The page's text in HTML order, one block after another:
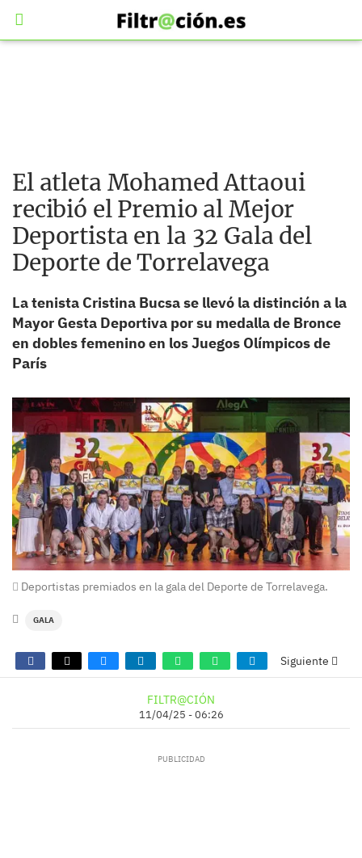
El atleta Mohamed Attaoui
recibió el Premio al Mejor
Deportista en la 32 Gala del
Deporte de Torrelavega
La tenista Cristina Bucsa se llevó la distinción a la
Mayor Gesta Deportiva por su medalla de Bronce
en dobles femenino en los Juegos Olímpicos de
París
Deportistas premiados en la gala del Deporte de Torrelavega.
GALA
Siguiente
FILTR@CIÓN
11/04/25 - 06:26